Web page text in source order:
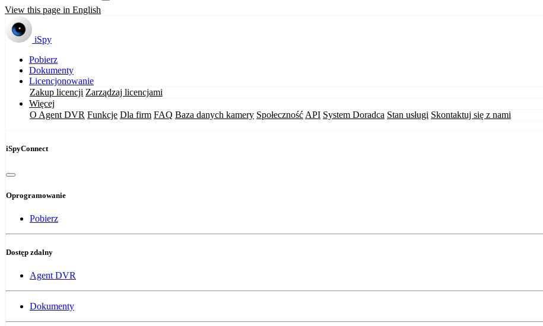
View this page in English
iSpy
Pobierz
Dokumenty
Licencjonowanie
Zakup licencji Zarządzaj licencjami
Więcej
O Agent DVR Funkcje Dla firm FAQ Baza danych kamery Społeczność API System Doradca Stan usługi Skontaktuj się z nami
iSpyConnect
Oprogramowanie
Pobierz
Dostęp zdalny
Agent DVR
Dokumenty